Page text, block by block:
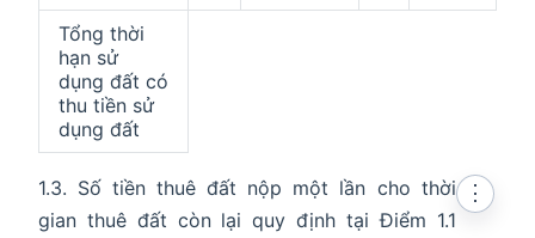
Tổng thời
hạn sử
dụng đất có
thu tiền sử
dụng đất
1.3. Số tiền thuê đất nộp một lần cho thời
gian thuê đất còn lại quy định tại Điểm 1.1
⋮